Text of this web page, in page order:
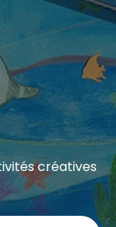
créatives